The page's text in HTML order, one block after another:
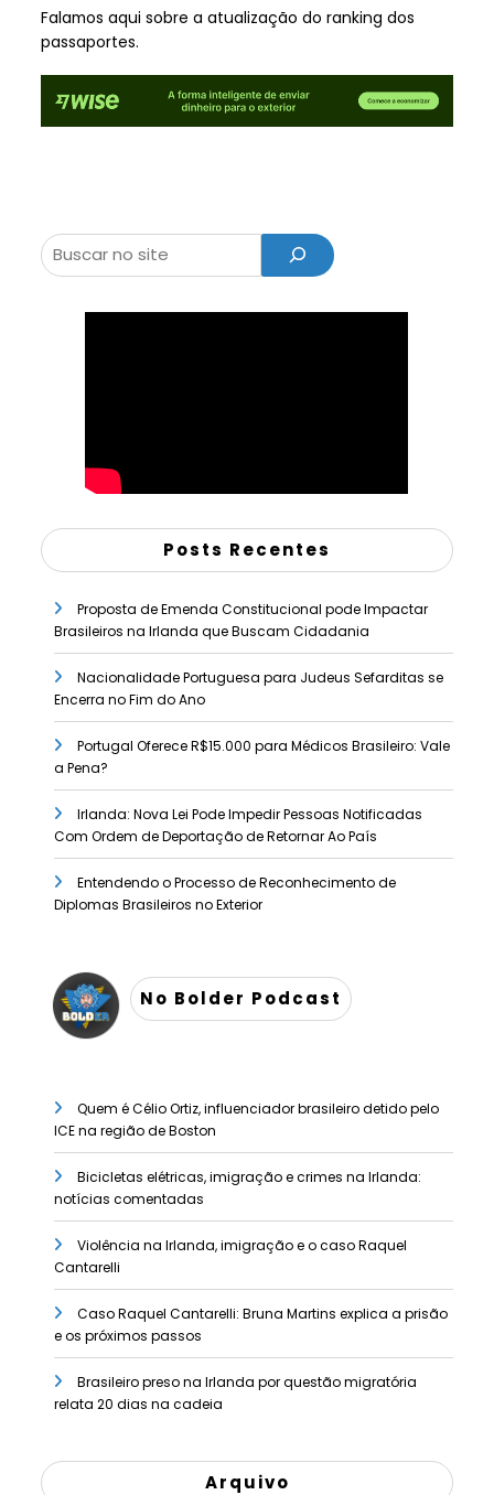
Falamos aqui sobre a atualização do ranking dos
passaportes.
Posts Recentes
Proposta de Emenda Constitucional pode Impactar
Brasileiros na Irlanda que Buscam Cidadania
Nacionalidade Portuguesa para Judeus Sefarditas se
Encerra no Fim do Ano
Portugal Oferece R$15.000 para Médicos Brasileiro: Vale
a Pena?
Irlanda: Nova Lei Pode Impedir Pessoas Notificadas
Com Ordem de Deportação de Retornar Ao País
Entendendo o Processo de Reconhecimento de
Diplomas Brasileiros no Exterior
No Bolder Podcast
Quem é Célio Ortiz, influenciador brasileiro detido pelo
ICE na região de Boston
Bicicletas elétricas, imigração e crimes na Irlanda:
notícias comentadas
Violência na Irlanda, imigração e o caso Raquel
Cantarelli
Caso Raquel Cantarelli: Bruna Martins explica a prisão
e os próximos passos
Brasileiro preso na Irlanda por questão migratória
relata 20 dias na cadeia
Arquivo